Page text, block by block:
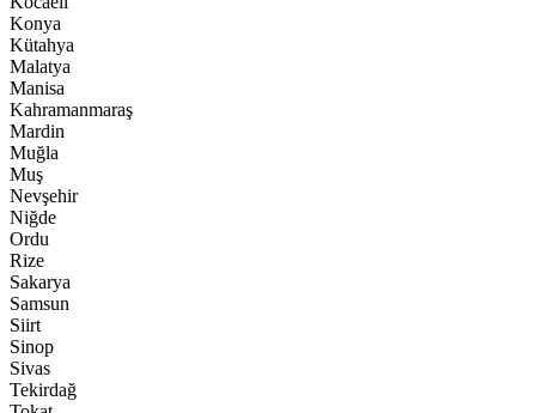
Konya
Kütahya
Malatya
Manisa
Kahramanmaraş
Mardin
Muğla
Muş
Nevşehir
Niğde
Ordu
Rize
Sakarya
Samsun
Siirt
Sinop
Sivas
Tekirdağ